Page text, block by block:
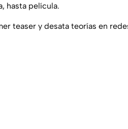
hasta película.
teaser y desata teorías en